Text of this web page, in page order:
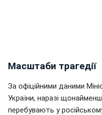
Масштаби трагедії
За офіційними даними
України, наразі
перебувають у